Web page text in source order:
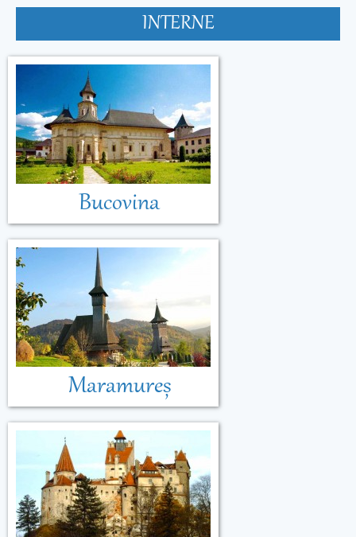
INTERNE
Bucovina
Maramureș